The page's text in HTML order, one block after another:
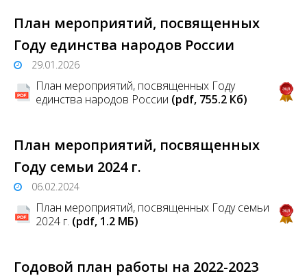
План мероприятий, посвященных
Году единства народов России
29.01.2026
План мероприятий, посвященных Году
единства народов России (pdf, 755.2 Кб)
План мероприятий, посвященных
Году семьи 2024 г.
06.02.2024
План мероприятий, посвященных Году семьи
2024 г. (pdf, 1.2 MБ)
Годовой план работы на 2022-2023